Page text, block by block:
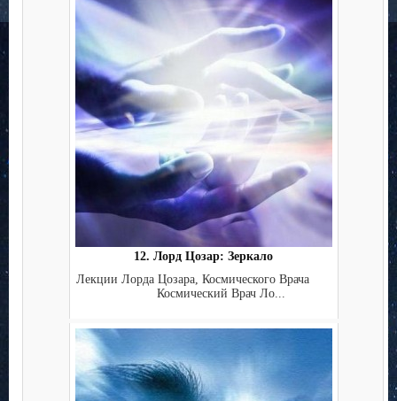
12. Лорд Цозар: Зеркало
Лекции Лорда Цозара, Космического Врача
Космический Врач Ло...